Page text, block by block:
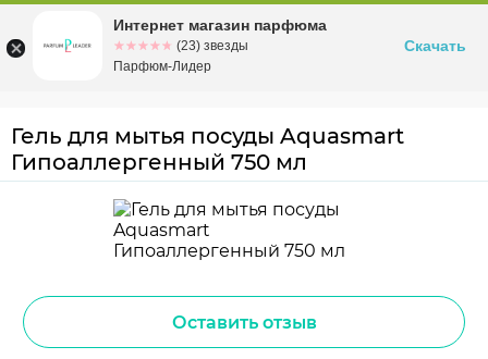
Омскул. Заозерная, 11, к. 1
Гель для мытья посуды Aquasmart
Гипоаллергенный 750 мл
Оставить отзыв
Интернет магазин парфюма
☆☆☆☆☆
★★★★★ (23) звезды
Парфюм-Лидер
Скачать